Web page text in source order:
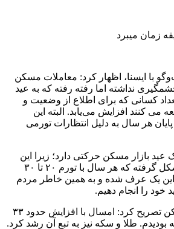
با ایسنا، اظهار کرد: معاملات مسکن
نداشته اما رفته رفته که به عید
کسانی که برای اطلاع از وضعیت و
می کنند افزایش می‌یابد. البته این
هر سال به دلیل انتظارات تورمی
بازار مسکن حرکتی دارد؛ زیرا این
تصور در دهه‌های اخیر شکل گرفته که هر سال با تورم ۲۰ تا ۳۰
یک عرف شده و به همین خاطر مردم
خود را انجام دهیم.
این کارشناس بازار مسکن تصریح کرد: امسال با افزایش حدود ۳۳
طلا و سکه نیز به تبع آن رشد کرد.